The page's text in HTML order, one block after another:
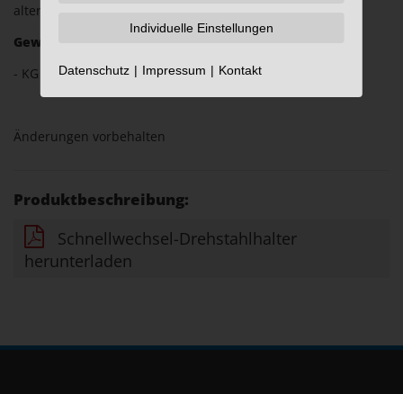
alternativ 40 mm oder 50 mm
Gewicht (ca.):
- KG
Änderungen vorbehalten
Produktbeschreibung:
Schnellwechsel-Drehstahlhalter
herunterladen
Individuelle Einstellungen
Datenschutz Impressum Kontakt